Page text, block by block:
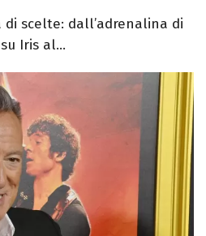
di scelte: dall’adrenalina di
Iris al...